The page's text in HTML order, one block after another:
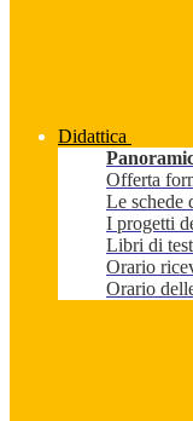
Didattica
Offerta
Le schede
I progetti
Libri di
Orario
Orario